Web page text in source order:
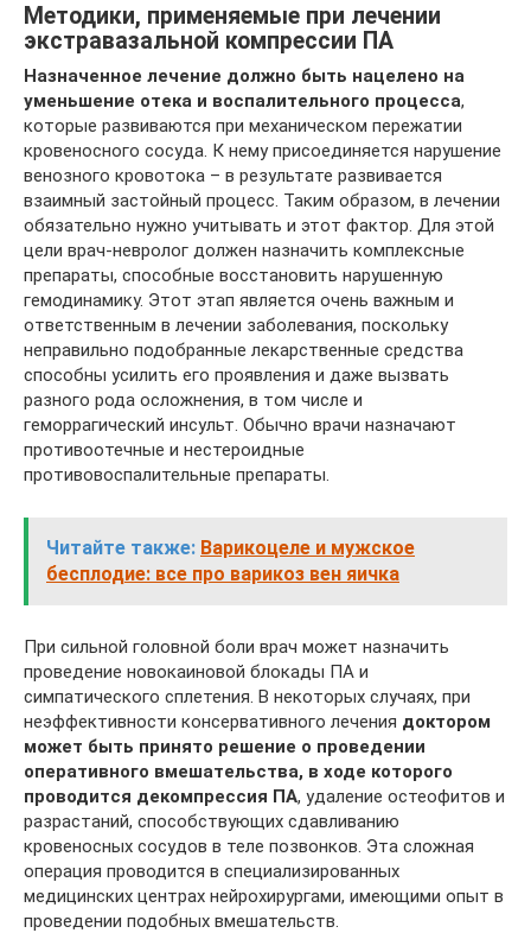
Методики, применяемые при лечении
экстравазальной компрессии ПА
Назначенное лечение должно быть нацелено на
уменьшение отека и воспалительного процесса,
которые развиваются при механическом пережатии
кровеносного сосуда. К нему присоединяется нарушение
венозного кровотока – в результате развивается
взаимный застойный процесс. Таким образом, в лечении
обязательно нужно учитывать и этот фактор. Для этой
цели врач-невролог должен назначить комплексные
препараты, способные восстановить нарушенную
гемодинамику. Этот этап является очень важным и
ответственным в лечении заболевания, поскольку
неправильно подобранные лекарственные средства
способны усилить его проявления и даже вызвать
разного рода осложнения, в том числе и
геморрагический инсульт. Обычно врачи назначают
противоотечные и нестероидные
противовоспалительные препараты.
Читайте также: Варикоцеле и мужское
бесплодие: все про варикоз вен яичка
При сильной головной боли врач может назначить
проведение новокаиновой блокады ПА и
симпатического сплетения. В некоторых случаях, при
неэффективности консервативного лечения доктором
может быть принято решение о проведении
оперативного вмешательства, в ходе которого
проводится декомпрессия ПА, удаление остеофитов и
разрастаний, способствующих сдавливанию
кровеносных сосудов в теле позвонков. Эта сложная
операция проводится в специализированных
медицинских центрах нейрохирургами, имеющими опыт в
проведении подобных вмешательств.